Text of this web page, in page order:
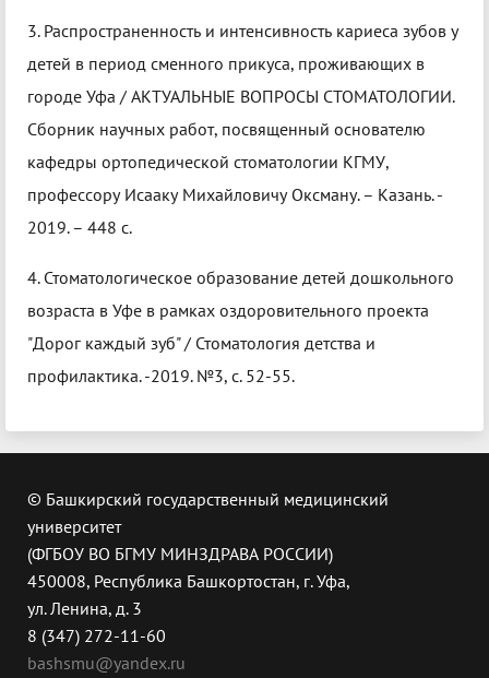
3. Распространенность и интенсивность кариеса зубов у
детей в период сменного прикуса, проживающих в
городе Уфа / АКТУАЛЬНЫЕ ВОПРОСЫ СТОМАТОЛОГИИ.
Сборник научных работ, посвященный основателю
кафедры ортопедической стоматологии КГМУ,
профессору Исааку Михайловичу Оксману. – Казань. -
2019. – 448 с.
4. Стоматологическое образование детей дошкольного
возраста в Уфе в рамках оздоровительного проекта
"Дорог каждый зуб" / Стоматология детства и
профилактика. -2019. №3, с. 52-55.
© Башкирский государственный медицинский
университет
(ФГБОУ ВО БГМУ МИНЗДРАВА РОССИИ)
450008, Республика Башкортостан, г. Уфа,
ул. Ленина, д. 3
8 (347) 272-11-60
bashsmu@yandex.ru